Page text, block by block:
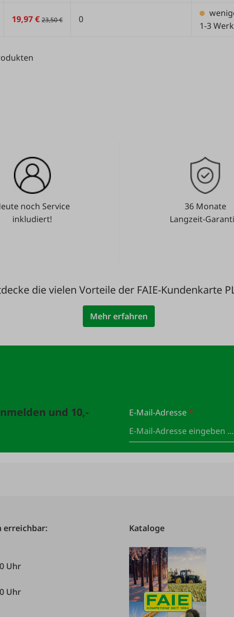
19,97 € 23,50 € 0
1-3
noch Service
inkludiert!
36 Monate
Langzeit-
die vielen Vorteile der FAIE-Kundenkarte
Mehr erfahren
und 10,-
E-Mail-Adresse*
erreichbar:
Uhr
Uhr
Kataloge